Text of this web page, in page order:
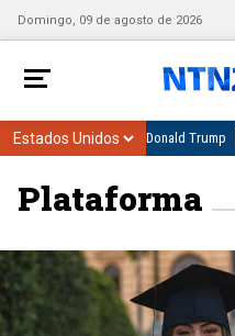
Domingo, 09 de agosto de 2026
Donald Trump
Plataforma